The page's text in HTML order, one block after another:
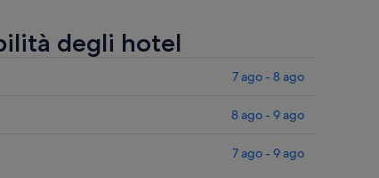
degli hotel
7 ago - 8 ago
8 ago - 9 ago
7 ago - 9 ago